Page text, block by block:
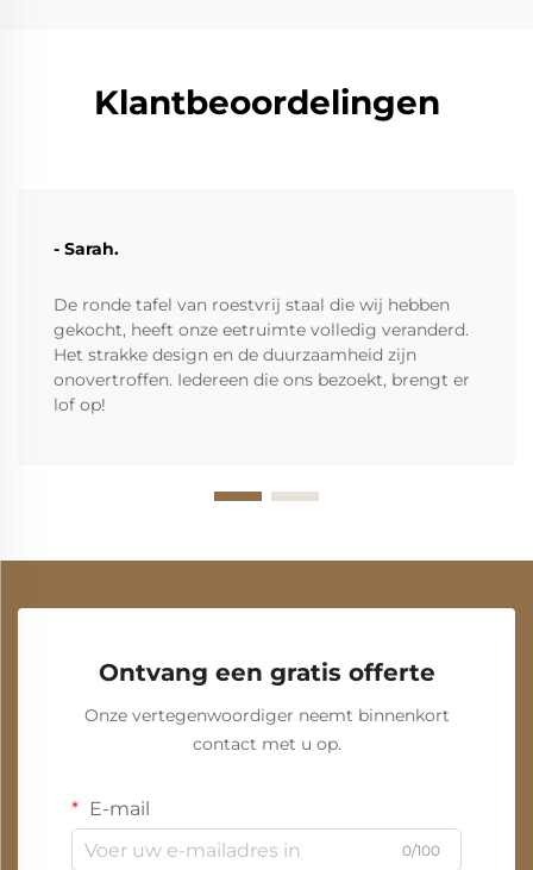
Klantbeoordelingen
- Sarah.
De ronde tafel van roestvrij staal die wij hebben
gekocht, heeft onze eetruimte volledig veranderd.
Het strakke design en de duurzaamheid zijn
onovertroffen. Iedereen die ons bezoekt, brengt er
lof op!
Ontvang een gratis offerte
Onze vertegenwoordiger neemt binnenkort
contact met u op.
E-mail
0/100